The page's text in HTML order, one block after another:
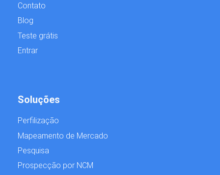
Contato
Blog
Teste grátis
Entrar
Soluções
Perfilização
Mapeamento de Mercado
Pesquisa
Prospecção por NCM